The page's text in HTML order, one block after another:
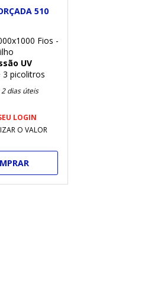
510
Fios -
UV
3 picolitros
dias úteis
LOGIN
O VALOR